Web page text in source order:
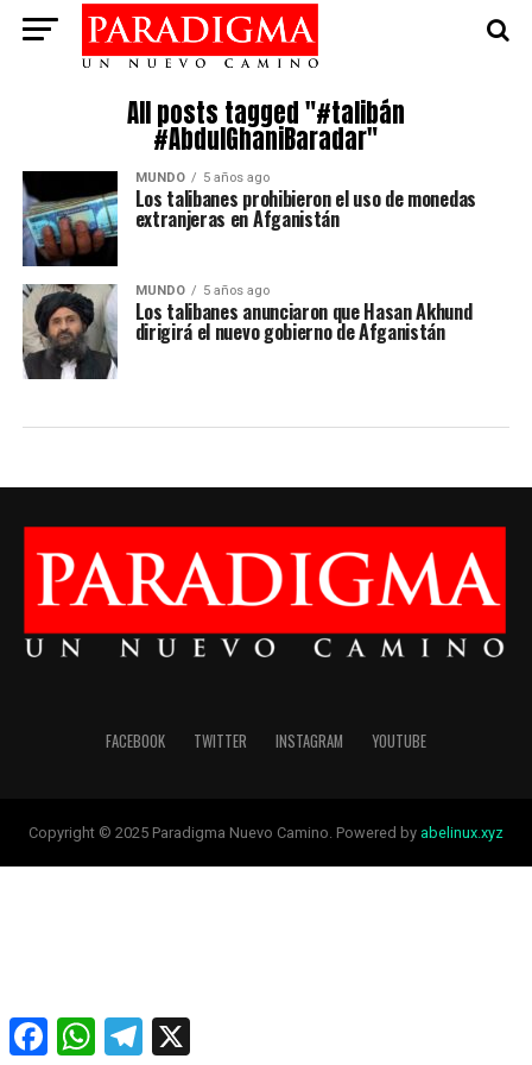
All posts tagged "#talibán
#AbdulGhaniBaradar"
MUNDO 5 años ago
Los talibanes prohibieron el uso de monedas
extranjeras en Afganistán
MUNDO 5 años ago
Los talibanes anunciaron que Hasan Akhund
dirigirá el nuevo gobierno de Afganistán
FACEBOOK TWITTER INSTAGRAM YOUTUBE
Copyright © 2025 Paradigma Nuevo Camino. Powered by abelinux.xyz
FacebookWhatsAppTelegram